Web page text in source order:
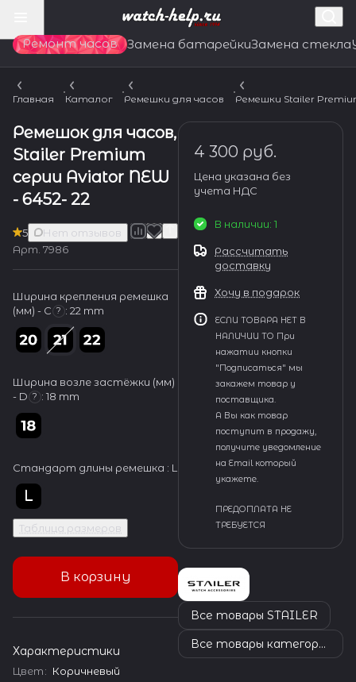
Ремонт часов Замена батарейкиЗамена стекла
Главная Каталог Ремешки для часов Ремешки Stailer
Ремешок для часов,
Stailer Premium
серии Aviator NEW
- 6452- 22
5
Нет отзывов
Арт. 7986
Ширина крепления ремешка
(мм) - С ? : 22 mm
Ширина возле застёжки (мм)
- D ? : 18 mm
Стандарт длины ремешка : L
Таблица размеров
В корзину
Характеристики
Цвет: Коричневый
4 300 руб.
Цена указана без
учета НДС
В наличии: 1
Рассчитать
доставку
Хочу в подарок
ЕСЛИ ТОВАРА НЕТ В
НАЛИЧИИ ТО При
нажатии кнопки
"Подписаться" мы
закажем товар у
поставщика.
А Вы как товар
поступит в продажу,
получите уведомление
на Email который
укажете.
ПРЕДОПЛАТА НЕ
ТРЕБУЕТСЯ
Все товары STAILER
Все товары категории